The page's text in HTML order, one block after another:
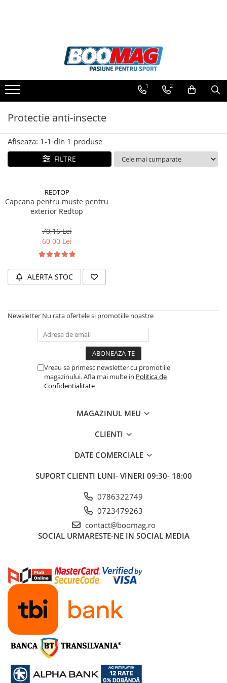
Biciclete copii
Biciclete electrice
Biciclete de oras
Biciclete pliabile
Biciclete de trekking
Biciclete Cursiere, Cyclocross
si Gravel
Accesorii biciclete
Scaun bicicleta copii
Chei si scule bicicleta
Portbagaj bicicleta
Cosuri bicicleta
Pompa bicicleta
Produse intretinere bicicleta
Accesorii biciclete copii
Claxon bicicleta
Suport telefon bicicleta
Aparatori noroi bicicleta
Suport bicicleta
Piese biciclete
Pinioane
Lant bicicleta
Urechi cadru bicicleta
Mansoane si ghidolina
Ghidoane bicicleta
Pipe ghidon
Pedale bicicleta
1 2
Protectie anti-insecte
Afiseaza: 1-1 din 1 produse
FILTRE
REDTOP
Capcana pentru muste pentru
exterior Redtop
70,16 Lei
60,00 Lei
ALERTA STOC
Newsletter Nu rata ofertele si promotiile noastre
Vreau sa primesc newsletter cu promotiile
magazinului. Afla mai multe in Politica de
Confidentialitate
MAGAZINUL MEU
CLIENTI
DATE COMERCIALE
SUPORT CLIENTI LUNI- VINERI 09:30- 18:00
0786322749
0723479263
contact@boomag.ro
SOCIAL URMARESTE-NE IN SOCIAL MEDIA